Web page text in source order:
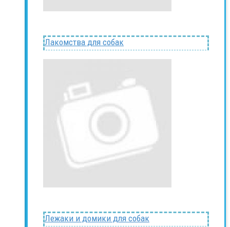
Лакомства для собак
Лежаки и домики для собак